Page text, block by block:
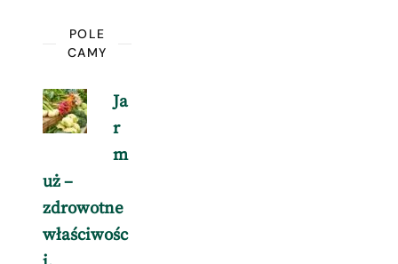
POLE
CAMY
Ja
r
m
uż –
zdrowotne
właściwośc